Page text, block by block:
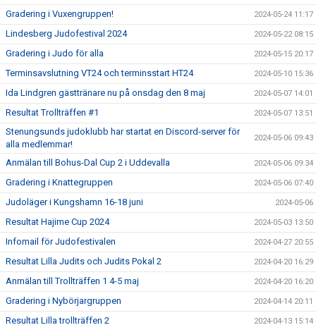
Gradering i Vuxengruppen! 2024-05-24 11:17
Lindesberg Judofestival 2024 2024-05-22 08:15
Gradering i Judo för alla 2024-05-15 20:17
Terminsavslutning VT24 och terminsstart HT24 2024-05-10 15:36
Ida Lindgren gästtränare nu på onsdag den 8 maj 2024-05-07 14:01
Resultat Trollträffen #1 2024-05-07 13:51
Stenungsunds judoklubb har startat en Discord-server för
alla medlemmar!
2024-05-06 09:43
Anmälan till Bohus-Dal Cup 2 i Uddevalla 2024-05-06 09:34
Gradering i Knattegruppen 2024-05-06 07:40
Judoläger i Kungshamn 16-18 juni 2024-05-06
Resultat Hajime Cup 2024 2024-05-03 13:50
Infomail för Judofestivalen 2024-04-27 20:55
Resultat Lilla Judits och Judits Pokal 2 2024-04-20 16:29
Anmälan till Trollträffen 1 4-5 maj 2024-04-20 16:20
Gradering i Nybörjargruppen 2024-04-14 20:11
Resultat Lilla trollträffen 2 2024-04-13 15:14